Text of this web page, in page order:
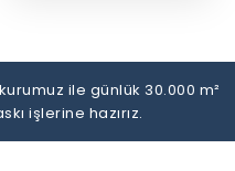
ile günlük 30.000 m²
işlerine hazırız.